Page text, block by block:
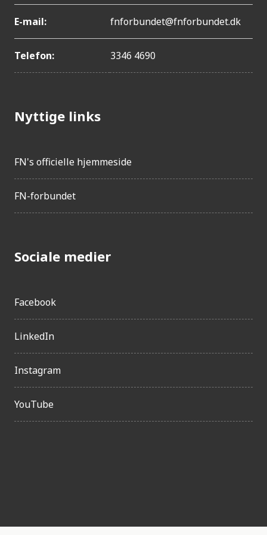
E-mail: fnforbundet@fnforbundet.dk
Telefon: 3346 4690
Nyttige links
FN's officielle hjemmeside
FN-forbundet
Sociale medier
Facebook
LinkedIn
Instagram
YouTube